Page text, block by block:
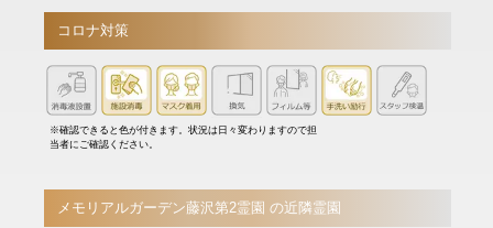
コロナ対策
※確認できると色が付きます。状況は日々変わりますので担
当者にご確認ください。
メモリアルガーデン藤沢第2霊園 の近隣霊園